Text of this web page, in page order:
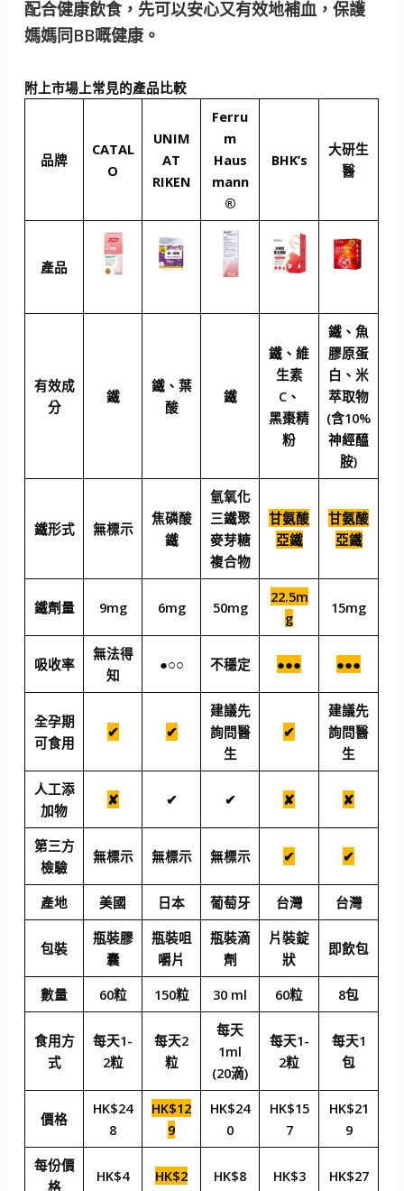
配合健康飲食，先可以安心又有效地補血，保護
媽媽同BB嘅健康。
附上市場上常見的產品比較
品牌
CATAL
O
UNIM
AT
RIKEN
Ferru
m
Haus
mann
®
BHK’s
大研生
醫
產品
有效成
分
鐵
鐵、葉
酸
鐵
鐵、維
生素
C、
黑棗精
粉
鐵、魚
膠原蛋
白、米
萃取物
(含10%
神經醯
胺)
鐵形式 無標示
焦磷酸
鐵
氫氧化
三鐵聚
麥芽糖
複合物
甘氨酸
亞鐵
甘氨酸
亞鐵
鐵劑量 9mg 6mg 50mg
22.5m
g
15mg
吸收率
無法得
知
●○○ 不穩定 ●●● ●●●
全孕期
可食用
✔ ✔
建議先
詢問醫
生
✔
建議先
詢問醫
生
人工添
加物
✘ ✔ ✔ ✘ ✘
第三方
檢驗
無標示 無標示 無標示 ✔ ✔
產地 美國 日本 葡萄牙 台灣 台灣
包裝
瓶裝膠
囊
瓶裝咀
嚼片
瓶裝滴
劑
片裝錠
狀
即飲包
數量 60粒 150粒 30 ml 60粒 8包
食用方
式
每天1-
2粒
每天2
粒
每天
1ml
(20滴)
每天1-
2粒
每天1
包
價格
HK$24
8
HK$12
9
HK$24
0
HK$15
7
HK$21
9
每份價
格
HK$4 HK$2 HK$8 HK$3 HK$27